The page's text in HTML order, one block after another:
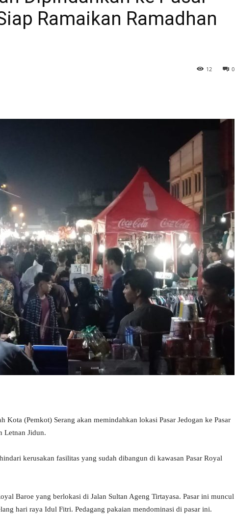
Ramaikan Ramadhan
0
12
Kota (Pemkot) Serang akan memindahkan lokasi Pasar Jedogan ke Pasar
Letnan Jidun.
kerusakan fasilitas yang sudah dibangun di kawasan Pasar Royal
Baroe yang berlokasi di Jalan Sultan Ageng Tirtayasa. Pasar ini muncul
hari raya Idul Fitri. Pedagang pakaian mendominasi di pasar ini.